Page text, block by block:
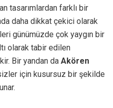
tasarımlardan farklı bir
daha dikkat çekici olarak
günümüzde çok yaygın bir
olarak tabir edilen
Bir yandan da Akören
için kusursuz bir şekilde